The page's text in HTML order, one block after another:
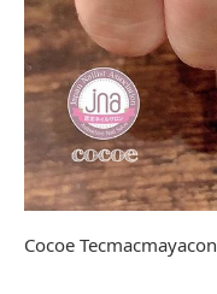
Cocoe Tecmacmayacon